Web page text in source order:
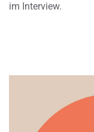
im Interview.